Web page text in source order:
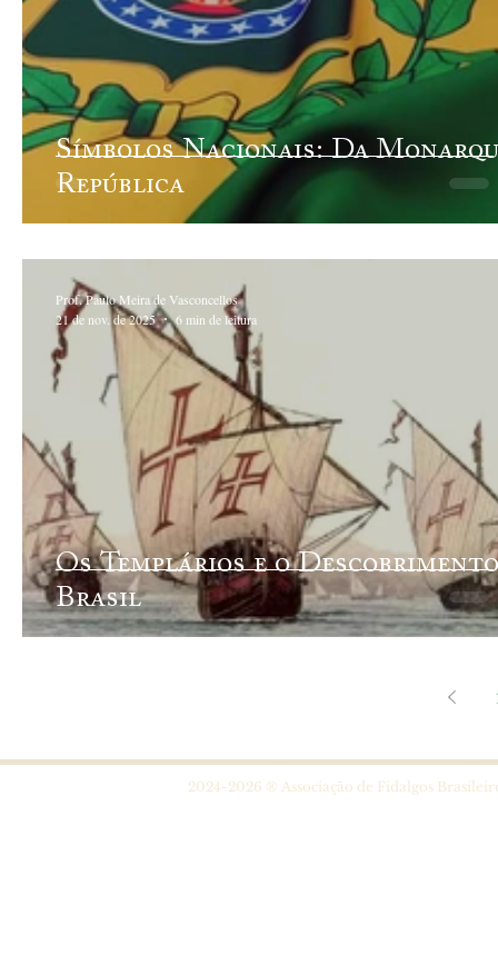
Símbolos Nacionais: Da
República
Os Templários e o
Brasil
Prof. Paulo Meira de Vasconcellos
21 de nov. de 2025
6 min de leitura
2024-2026 ® Associação de Fidalgos